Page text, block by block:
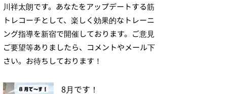
川祥太朗です。あなたをアップデートする筋
トレコーチとして、楽しく効果的なトレーニ
ング指導を新宿で開催しております。ご意見
ご要望等ありましたら、コメントやメール下
さい。お待ちしております！
8月です！